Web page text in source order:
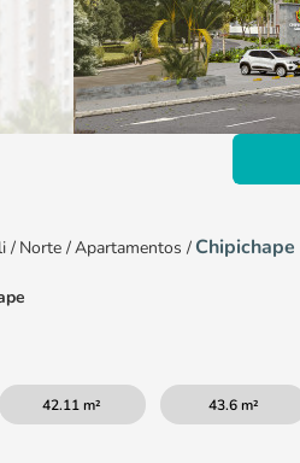
/ Norte /Apartamentos /
42.11 m² 43.6 m²